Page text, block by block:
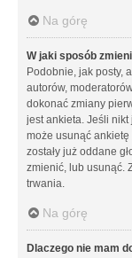
Na górę
W jaki sposób
Podobnie, jak posty,
autorów,
dokonać zmiany
jest ankieta. Jeśli nikt
może usunąć
zostały już oddane
zmienić, lub usunąć.
trwania.
Na górę
Dlaczego nie mam